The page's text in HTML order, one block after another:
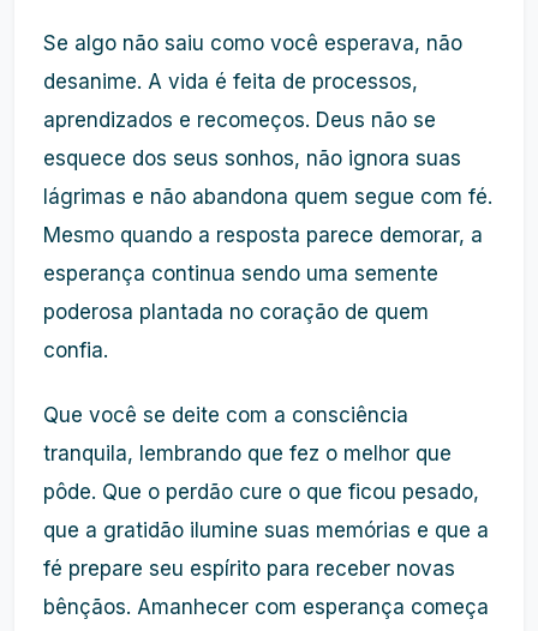
Se algo não saiu como você esperava, não
desanime. A vida é feita de processos,
aprendizados e recomeços. Deus não se
esquece dos seus sonhos, não ignora suas
lágrimas e não abandona quem segue com fé.
Mesmo quando a resposta parece demorar, a
esperança continua sendo uma semente
poderosa plantada no coração de quem
confia.
Que você se deite com a consciência
tranquila, lembrando que fez o melhor que
pôde. Que o perdão cure o que ficou pesado,
que a gratidão ilumine suas memórias e que a
fé prepare seu espírito para receber novas
bênçãos. Amanhecer com esperança começa